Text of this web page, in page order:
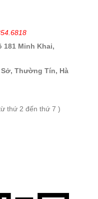
181 Minh Khai,
Thường Tín, Hà
thứ 2 đến thứ 7 )